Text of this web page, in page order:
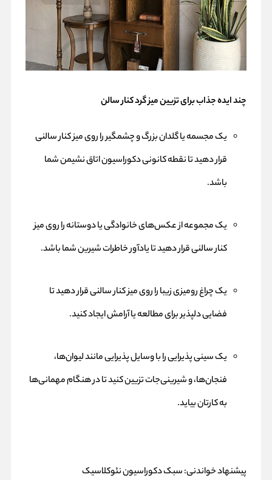
چند ایده جذاب برای تزیین میز گرد کنار سالن
یک مجسمه یا گلدان بزرگ و چشمگیر را روی میز کنار سالنی
قرار دهید تا نقطه کانونی دکوراسیون اتاق نشیمن شما
باشد.
یک مجموعه از عکس‌های خانوادگی یا دوستانه را روی میز
کنار سالنی قرار دهید تا یادآور خاطرات شیرین شما باشد.
یک چراغ رومیزی زیبا را روی میز کنار سالنی قرار دهید تا
فضایی دلپذیر برای مطالعه یا آرامش ایجاد کنید.
یک سینی پذیرایی را با وسایل پذیرایی مانند لیوان‌ها،
فنجان‌ها، و شیرینی‌جات تزیین کنید تا در هنگام مهمانی‌ها
به کارتان بیاید.
پیشنهاد خواندنی:سبک دکوراسیون نئوکلاسیک